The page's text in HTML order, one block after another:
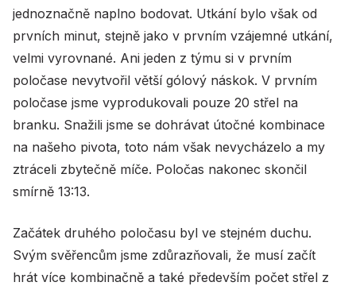
jednoznačně naplno bodovat. Utkání bylo však od
prvních minut, stejně jako v prvním vzájemné utkání,
velmi vyrovnané. Ani jeden z týmu si v prvním
poločase nevytvořil větší gólový náskok. V prvním
poločase jsme vyprodukovali pouze 20 střel na
branku. Snažili jsme se dohrávat útočné kombinace
na našeho pivota, toto nám však nevycházelo a my
ztráceli zbytečně míče. Poločas nakonec skončil
smírně 13:13.
Začátek druhého poločasu byl ve stejném duchu.
Svým svěřencům jsme zdůrazňovali, že musí začít
hrát více kombinačně a také především počet střel z